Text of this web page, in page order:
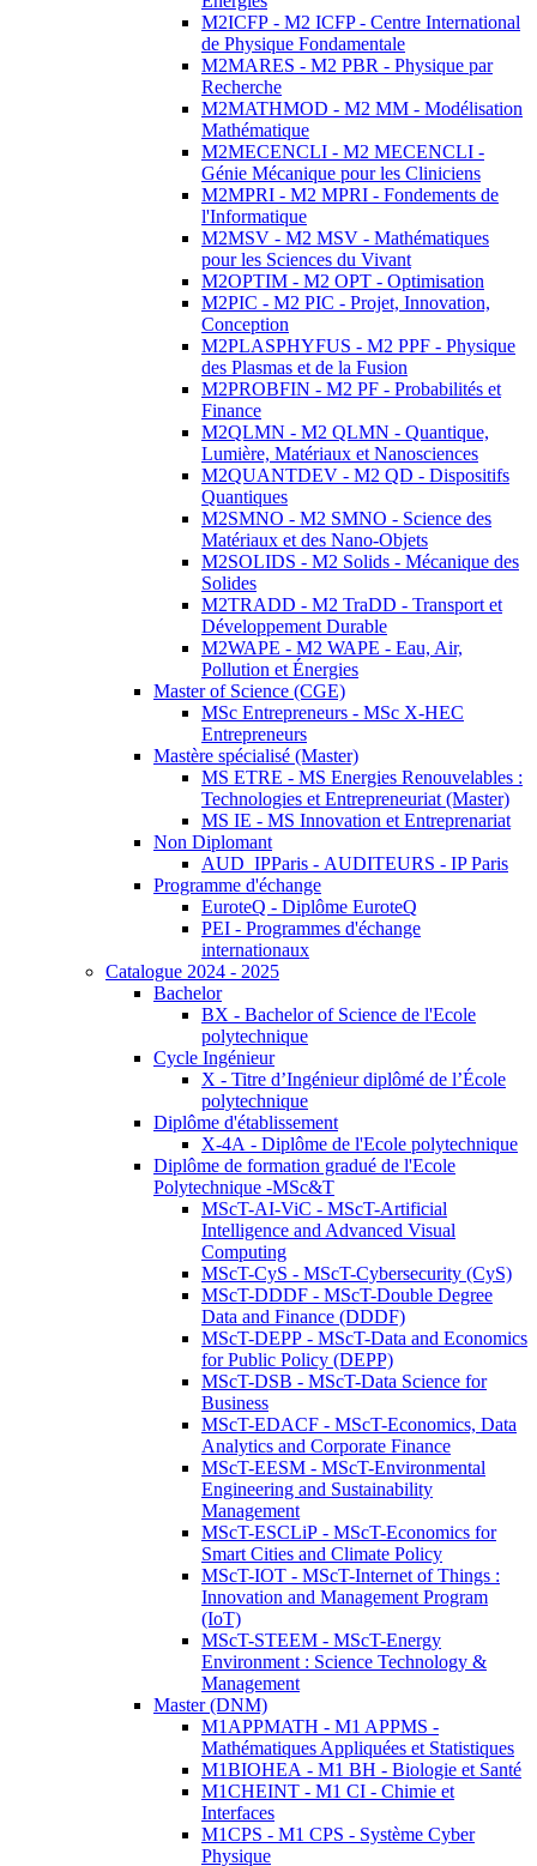
M2ICFP - M2 ICFP - Centre International
de Physique Fondamentale
M2MARES - M2 PBR - Physique par
Recherche
M2MATHMOD - M2 MM - Modélisation
Mathématique
M2MECENCLI - M2 MECENCLI -
Génie Mécanique pour les Cliniciens
M2MPRI - M2 MPRI - Fondements de
l'Informatique
M2MSV - M2 MSV - Mathématiques
pour les Sciences du Vivant
M2OPTIM - M2 OPT - Optimisation
M2PIC - M2 PIC - Projet, Innovation,
Conception
M2PLASPHYFUS - M2 PPF - Physique
des Plasmas et de la Fusion
M2PROBFIN - M2 PF - Probabilités et
Finance
M2QLMN - M2 QLMN - Quantique,
Lumière, Matériaux et Nanosciences
M2QUANTDEV - M2 QD - Dispositifs
Quantiques
M2SMNO - M2 SMNO - Science des
Matériaux et des Nano-Objets
M2SOLIDS - M2 Solids - Mécanique des
Solides
M2TRADD - M2 TraDD - Transport et
Développement Durable
M2WAPE - M2 WAPE - Eau, Air,
Pollution et Énergies
Master of Science (CGE)
MSc Entrepreneurs - MSc X-HEC
Entrepreneurs
Mastère spécialisé (Master)
MS ETRE - MS Energies Renouvelables :
Technologies et Entrepreneuriat (Master)
MS IE - MS Innovation et Entreprenariat
Non Diplomant
AUD_IPParis - AUDITEURS - IP Paris
Programme d'échange
EuroteQ - Diplôme EuroteQ
PEI - Programmes d'échange
internationaux
Catalogue 2024 - 2025
Bachelor
BX - Bachelor of Science de l'Ecole
polytechnique
Cycle Ingénieur
X - Titre d’Ingénieur diplômé de l’École
polytechnique
Diplôme d'établissement
X-4A - Diplôme de l'Ecole polytechnique
Diplôme de formation gradué de l'Ecole
Polytechnique -MSc&T
MScT-AI-ViC - MScT-Artificial
Intelligence and Advanced Visual
Computing
MScT-CyS - MScT-Cybersecurity (CyS)
MScT-DDDF - MScT-Double Degree
Data and Finance (DDDF)
MScT-DEPP - MScT-Data and Economics
for Public Policy (DEPP)
MScT-DSB - MScT-Data Science for
Business
MScT-EDACF - MScT-Economics, Data
Analytics and Corporate Finance
MScT-EESM - MScT-Environmental
Engineering and Sustainability
Management
MScT-ESCLiP - MScT-Economics for
Smart Cities and Climate Policy
MScT-IOT - MScT-Internet of Things :
Innovation and Management Program
(IoT)
MScT-STEEM - MScT-Energy
Environment : Science Technology &
Management
Master (DNM)
M1APPMATH - M1 APPMS -
Mathématiques Appliquées et Statistiques
M1BIOHEA - M1 BH - Biologie et Santé
M1CHEINT - M1 CI - Chimie et
Interfaces
M1CPS - M1 CPS - Système Cyber
Physique